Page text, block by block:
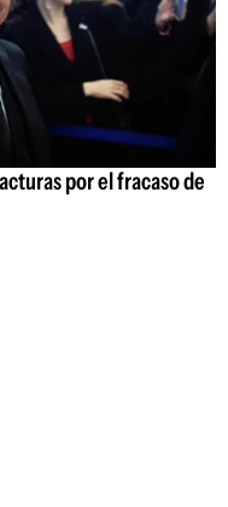
por el fracaso de